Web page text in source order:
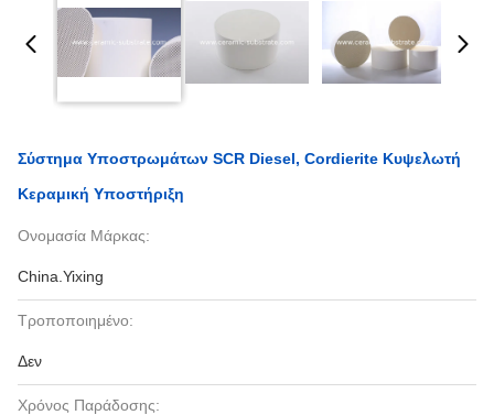
Σύστημα Υποστρωμάτων SCR Diesel, Cordierite Κυψελωτή
Κεραμική Υποστήριξη
Ονομασία Μάρκας:
China.Yixing
Τροποποιημένο:
Δεν
Χρόνος Παράδοσης: